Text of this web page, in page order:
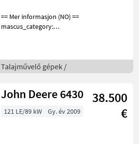
== Mer informasjon (NO) ==
mascus_category:
en.landbrukssalg.no/3592
for more images Descr
Talajművelő gépek /
John Deere 6430
38.500
€
121 LE/89 kW Gy. év 2009